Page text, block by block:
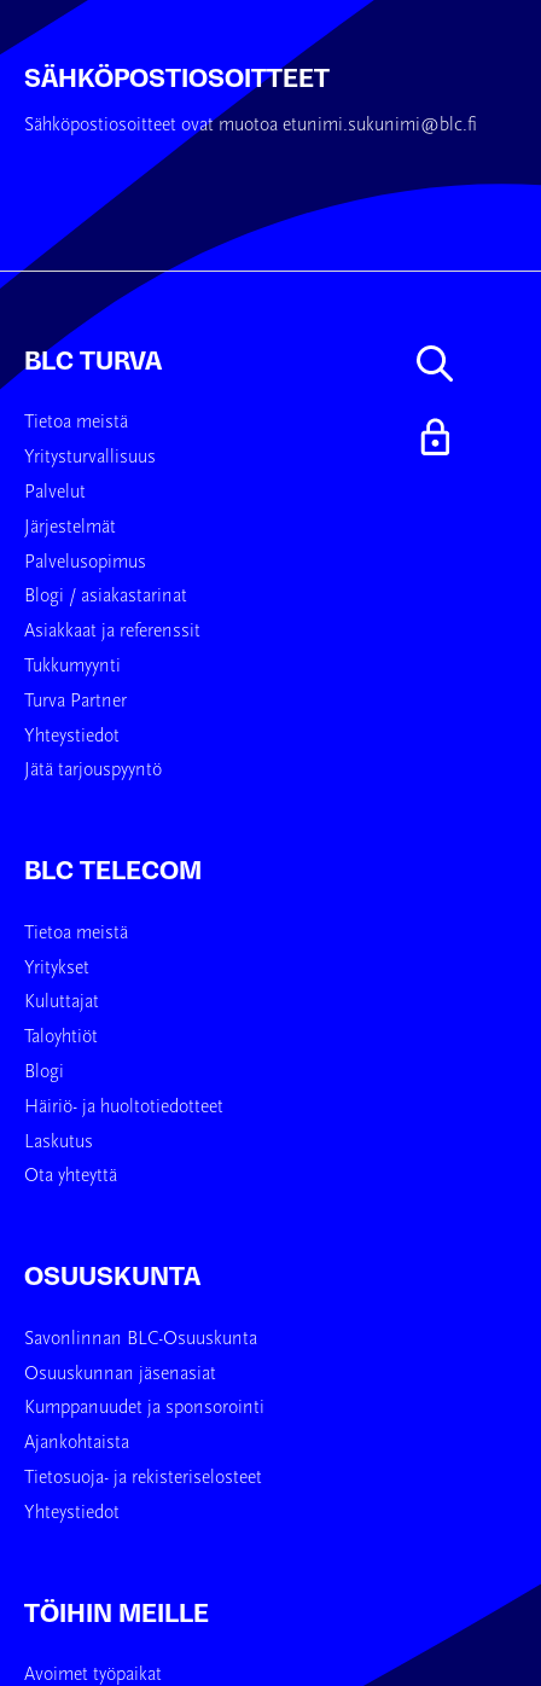
SÄHKÖPOSTIOSOITTEET
Sähköpostiosoitteet ovat muotoa etunimi.sukunimi@blc.fi
BLC TURVA
Tietoa meistä
Yritysturvallisuus
Palvelut
Järjestelmät
Palvelusopimus
Blogi / asiakastarinat
Asiakkaat ja referenssit
Tukkumyynti
Turva Partner
Yhteystiedot
Jätä tarjouspyyntö
BLC TELECOM
Tietoa meistä
Yritykset
Kuluttajat
Taloyhtiöt
Blogi
Häiriö- ja huoltotiedotteet
Laskutus
Ota yhteyttä
OSUUSKUNTA
Savonlinnan BLC-Osuuskunta
Osuuskunnan jäsenasiat
Kumppanuudet ja sponsorointi
Ajankohtaista
Tietosuoja- ja rekisteriselosteet
Yhteystiedot
TÖIHIN MEILLE
Avoimet työpaikat